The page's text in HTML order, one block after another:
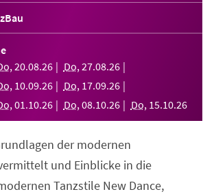
, 20.08.26 Do, 27.08.26
, 10.09.26 Do, 17.09.26
, 01 .10.26 Do, 08.10.26 Do, 15.10.26
der modernen
und Einblicke in die
Tanzstile New Dance,